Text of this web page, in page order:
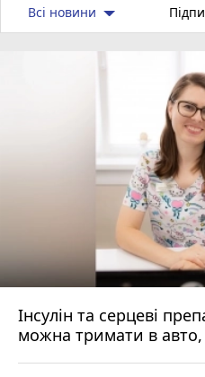
Всі новини
Інсулін та серцеві
можна тримати в авто,